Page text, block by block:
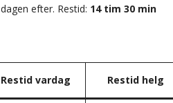
dagen efter. Restid: 14 tim 30 min
Restid vardag Restid helg